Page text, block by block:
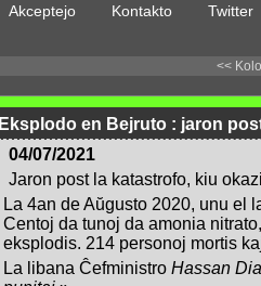
Akceptejo Kontakto Twitter
<<
Eksplodo en Bejruto : jaron
04/07/2021
Jaron post la katastrofo, kiu
La 4an de Aŭgusto 2020, unu el
Centoj da tunoj da amonia
eksplodis. 214 personoj mortis
La libana Ĉefministro Hassan